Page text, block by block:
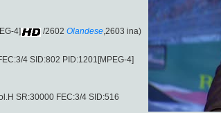
4] /2602 Olandese,2603 ina)
4 SID:802 PID:1201[MPEG-4]
SR:30000 FEC:3/4 SID:516